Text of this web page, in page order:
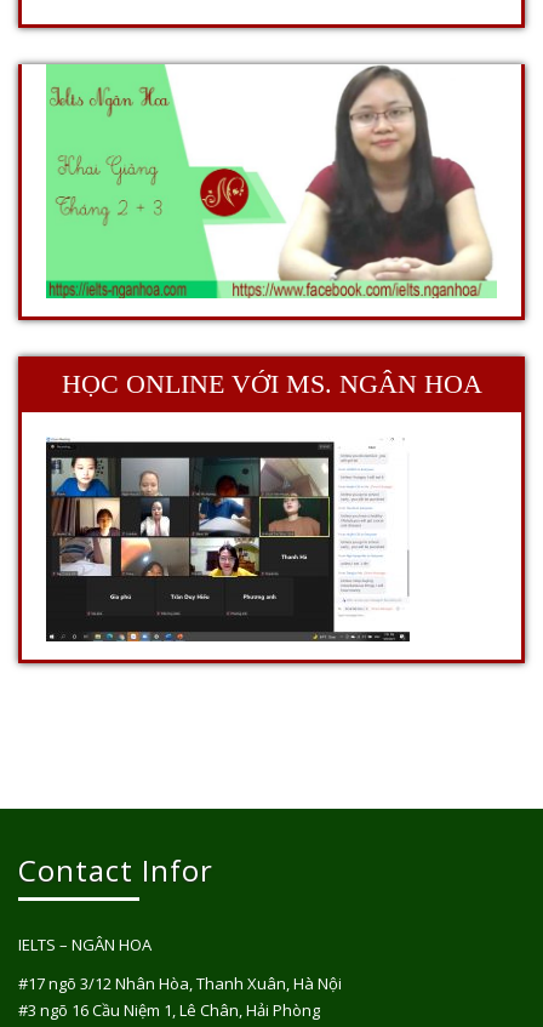
HỌC ONLINE VỚI MS. NGÂN HOA
Contact Infor
IELTS – NGÂN HOA
#17 ngõ 3/12 Nhân Hòa, Thanh Xuân, Hà Nội
#3 ngõ 16 Cầu Niệm 1, Lê Chân, Hải Phòng